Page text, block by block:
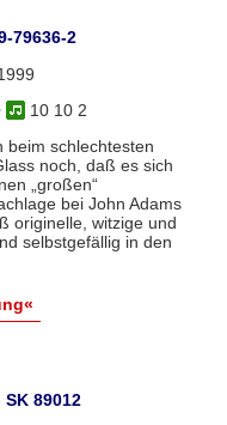
79636-2
10 10 2
beim schlechtesten
noch, daß es sich
„großen“
bei John Adams
originelle, witzige und
selbstgefällig in den
89012